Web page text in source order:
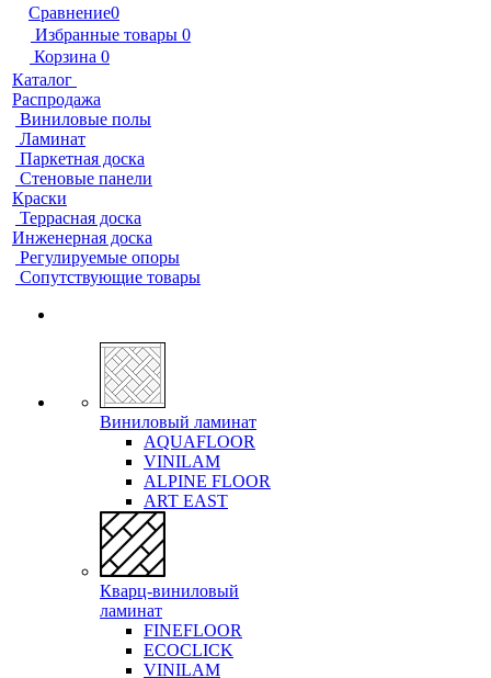
Сравнение0
Избранные товары 0
Корзина 0
Каталог
Распродажа
Виниловые полы
Ламинат
Паркетная доска
Стеновые панели
Краски
Террасная доска
Инженерная доска
Регулируемые опоры
Сопутствующие товары
Виниловый ламинат
AQUAFLOOR
VINILAM
ALPINE FLOOR
ART EAST
Кварц-виниловый
ламинат
FINEFLOOR
ECOCLICK
VINILAM